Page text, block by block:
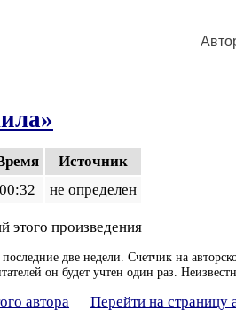
Источник
00:32 не определен
этого произведения
две недели. Счетчик на
он будет учтен один раз.
автора Перейти на страницу